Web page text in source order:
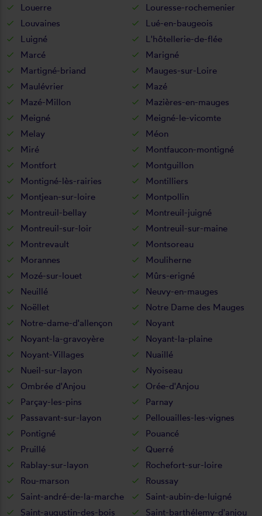
Louerre
Louresse-rochemenier
Louvaines
Lué-en-baugeois
Luigné
L'hôtellerie-de-flée
Marcé
Marigné
Martigné-briand
Mauges-sur-Loire
Maulévrier
Mazé
Mazé-Millon
Mazières-en-mauges
Meigné
Meigné-le-vicomte
Melay
Méon
Miré
Montfaucon-montigné
Montfort
Montguillon
Montigné-lès-rairies
Montilliers
Montjean-sur-loire
Montpollin
Montreuil-bellay
Montreuil-juigné
Montreuil-sur-loir
Montreuil-sur-maine
Montrevault
Montsoreau
Morannes
Mouliherne
Mozé-sur-louet
Mûrs-erigné
Neuillé
Neuvy-en-mauges
Noëllet
Notre Dame des Mauges
Notre-dame-d'allençon
Noyant
Noyant-la-gravoyère
Noyant-la-plaine
Noyant-Villages
Nuaillé
Nueil-sur-layon
Nyoiseau
Ombrée d'Anjou
Orée-d'Anjou
Parçay-les-pins
Parnay
Passavant-sur-layon
Pellouailles-les-vignes
Pontigné
Pouancé
Pruillé
Querré
Rablay-sur-layon
Rochefort-sur-loire
Rou-marson
Roussay
Saint-andré-de-la-marche
Saint-aubin-de-luigné
Saint-augustin-des-bois
Saint-barthélemy-d'anjou